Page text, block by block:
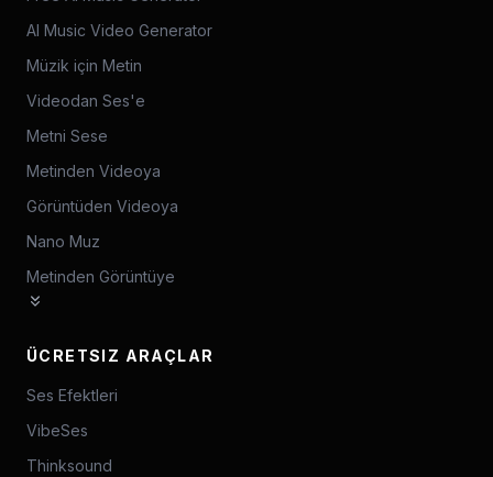
AI Music Video Generator
Müzik için Metin
Videodan Ses'e
Metni Sese
Metinden Videoya
Görüntüden Videoya
Nano Muz
Metinden Görüntüye
ÜCRETSIZ ARAÇLAR
Ses Efektleri
VibeSes
Thinksound